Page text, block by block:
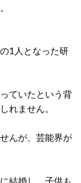
1人となった研
ていたという背
れません。
んが、芸能界が
結婚し、子供も